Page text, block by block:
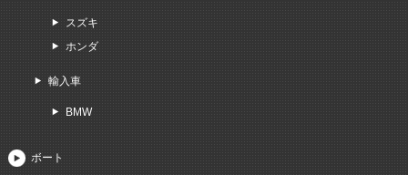
スズキ
ホンダ
輸入車
BMW
ボート